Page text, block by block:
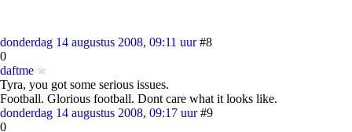
donderdag 14 augustus 2008, 09:11 uur #8
0
daftme
Tyra, you got some serious issues.
Football. Glorious football. Dont care what it looks like.
donderdag 14 augustus 2008, 09:17 uur #9
0